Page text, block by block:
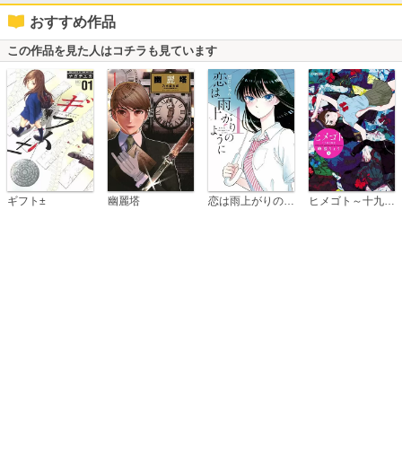
おすすめ作品
この作品を見た人はコチラも見ています
ギフト± 幽麗塔 恋は雨上がりのように ヒメゴト～十九歳の制服～